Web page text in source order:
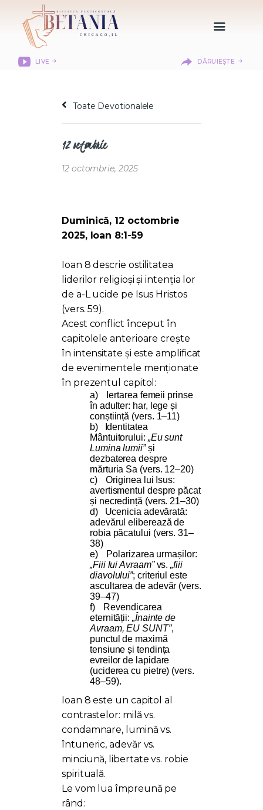
LIVE DĂRUIEȘTE
DESPRE NOI
CITIREA BIBLIEI
MISIUNEA BETANIA
LOGIN MEMBER
PORTAL
Toate Devotionalele
12 octombrie
12 octombrie, 2025
Duminică, 12 octombrie
2025, Ioan 8:1-59
Ioan 8 descrie ostilitatea
liderilor religioși și intenția lor
de a-L ucide pe Isus Hristos
(vers. 59).
Acest conflict început în
capitolele anterioare crește
în intensitate și este amplificat
de evenimentele menționate
în prezentul capitol:
a)
Iertarea femeii prinse
în adulter: har, lege și
conștiință (vers. 1–11)
b)
Identitatea
Mântuitorului: „Eu sunt
Lumina lumii”și
dezbaterea despre
mărturia Sa (vers. 12–20)
c)
Originea lui Isus:
avertismentul despre păcat
și necredință (vers. 21–30)
d)
Ucenicia adevărată:
adevărul eliberează de
robia păcatului (vers. 31–
38)
e)
Polarizarea urmașilor:
„Fiii lui Avraam”vs.„fiii
diavolului”; criteriul este
ascultarea de adevăr (vers.
39–47)
f)
Revendicarea
eternității: „Înainte de
Avraam, EU SUNT”,
punctul de maximă
tensiune și tendința
evreilor de lapidare
(uciderea cu pietre) (vers.
48–59).
Ioan 8 este un capitol al
contrastelor: milă vs.
condamnare, lumină vs.
întuneric, adevăr vs.
minciună, libertate vs. robie
spirituală.
Le vom lua împreună pe
rând: